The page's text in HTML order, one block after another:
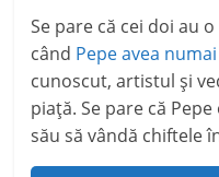
Se pare că cei doi au
când Pepe avea
cunoscut, artistul și
piață. Se pare că
său să vândă chiftele